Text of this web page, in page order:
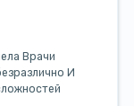
Врачи
И